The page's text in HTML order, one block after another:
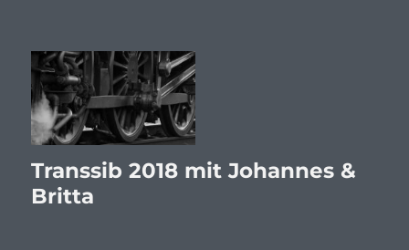
Transsib 2018 mit Johannes &
Britta